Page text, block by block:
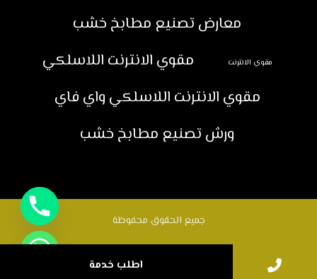
معارض تصنيع مطابخ خشب
مقوي الانترنت
مقوي الانترنت اللاسلكي
مقوي الانترنت اللاسلكي واي فاي
ورش تصنيع مطابخ خشب
جميع الحقوق محفوظة
اطلب خدمة